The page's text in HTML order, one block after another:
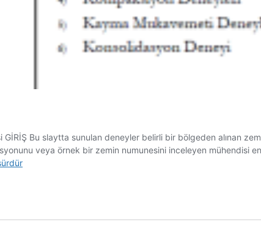
Bu slaytta sunulan deneyler belirli bir bölgeden alınan
veya örnek bir zemin numunesini inceleyen mühendisi